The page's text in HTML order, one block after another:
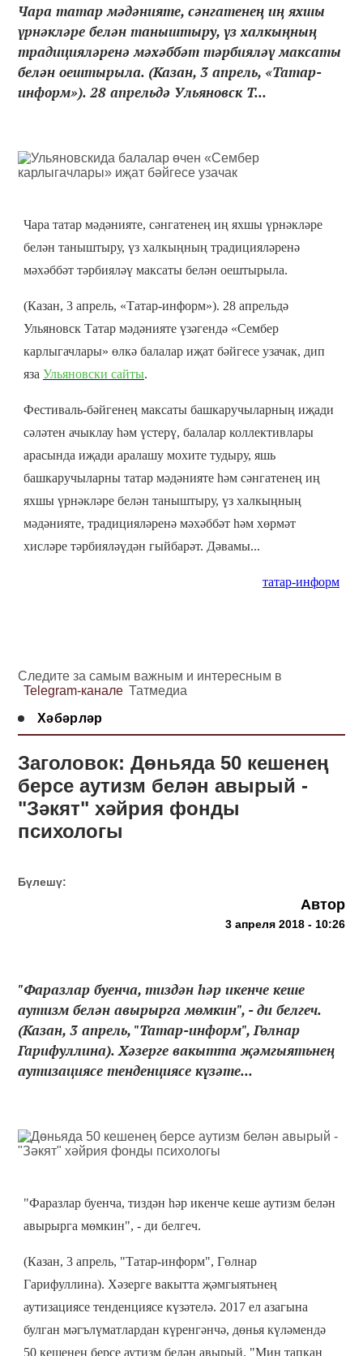
Чара татар мәдәнияте, сәнгатенең иң яхшы
үрнәкләре белән таныштыру, үз халкыңның
традицияләренә мәхәббәт тәрбияләү максаты
белән оештырыла. (Казан, 3 апрель, «Татар-
информ»). 28 апрельдә Ульяновск Т...
Чара татар мәдәнияте, сәнгатенең иң яхшы үрнәкләре
белән таныштыру, үз халкыңның традицияләренә
мәхәббәт тәрбияләү максаты белән оештырыла.
(Казан, 3 апрель, «Татар-информ»). 28 апрельдә
Ульяновск Татар мәдәнияте үзәгендә «Сембер
карлыгачлары» өлкә балалар иҗат бәйгесе узачак, дип
яза Ульяновски сайты.
Фестиваль-бәйгенең максаты башкаручыларның иҗади
сәләтен ачыклау һәм үстерү, балалар коллективлары
арасында иҗади аралашу мохите тудыру, яшь
башкаручыларны татар мәдәнияте һәм сәнгатенең иң
яхшы үрнәкләре белән таныштыру, үз халкыңның
мәдәнияте, традицияләренә мәхәббәт һәм хөрмәт
хисләре тәрбияләүдән гыйбарәт. Дәвамы...
татар-информ
Следите за самым важным и интересным в
Telegram-канале Татмедиа
Хәбәрләр
Заголовок: Дөньяда 50 кешенең
берсе аутизм белән авырый -
"Зәкят" хәйрия фонды
психологы
Бүлешү:
Автор
3 апреля 2018 - 10:26
"Фаразлар буенча, тиздән һәр икенче кеше
аутизм белән авырырга мөмкин", - ди белгеч.
(Казан, 3 апрель, "Татар-информ", Гөлнар
Гарифуллина). Хәзерге вакытта җәмгыятьнең
аутизациясе тенденциясе күзәте...
"Фаразлар буенча, тиздән һәр икенче кеше аутизм белән
авырырга мөмкин", - ди белгеч.
(Казан, 3 апрель, "Татар-информ", Гөлнар
Гарифуллина). Хәзерге вакытта җәмгыятьнең
аутизациясе тенденциясе күзәтелә. 2017 ел азагына
булган мәгълүматлардан күренгәнчә, дөнья күләмендә
50 кешенең берсе аутизм белән авырый. "Мин тапкан